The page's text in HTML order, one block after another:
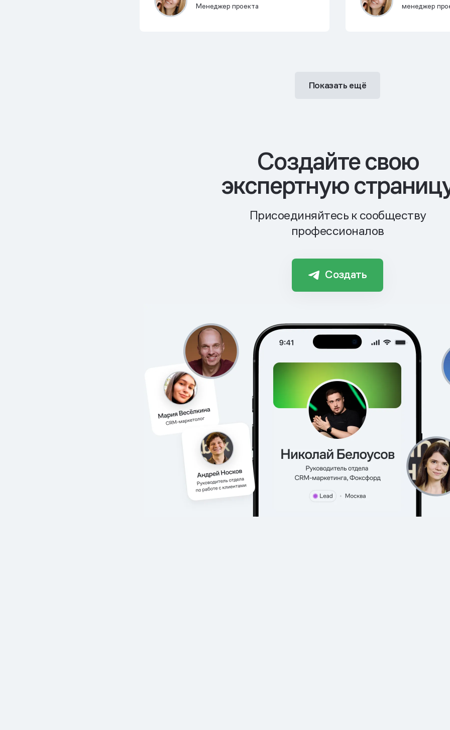
Менеджер проекта
менеджер
Показать ещё
Cоздайте свою
экспертную
Присоединяйтесь к сообществу
профессионалов
Создать